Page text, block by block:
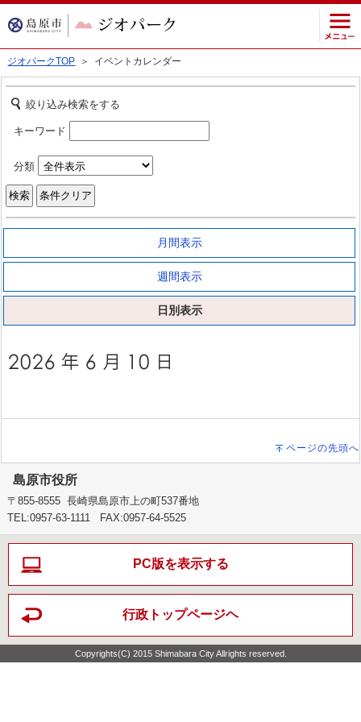
ジオパークTOP ＞ イベントカレンダー
絞り込み検索をする
キーワード
分類
月間表示
週間表示
日別表示
ページの先頭へ
島原市役所
〒855-8555 長崎県島原市上の町537番地
TEL:0957-63-1111 FAX:0957-64-5525
PC版を表示する
行政トップページヘ
Copyrights(C) 2015 Shimabara City Allrights reserved.